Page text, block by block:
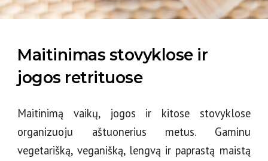
Maitinimas stovyklose ir
jogos retrituose
Maitinimą vaikų, jogos ir kitose stovyklose
organizuoju aštuonerius metus. Gaminu
vegetarišką, veganišką, lengvą ir paprastą maistą